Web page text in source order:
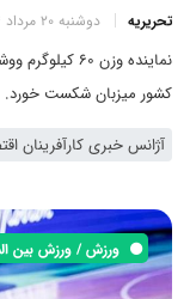
تحریریه دوشنبه 20 مرداد 1404 - 17:37
نماینده وزن
کشور میزبان شکست خورد.
آژانس خبری کارآفرینان
ورزش / ورزش بین